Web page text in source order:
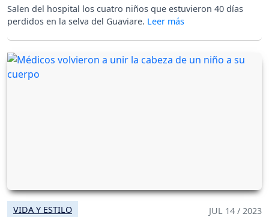
Salen del hospital los cuatro niños que estuvieron 40 días
perdidos en la selva del Guaviare.
VIDA Y ESTILO JUL 14 / 2023